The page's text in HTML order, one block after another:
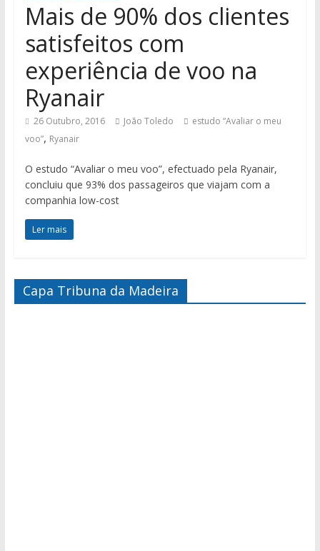
Mais de 90% dos clientes
satisfeitos com
experiência de voo na
Ryanair
26 Outubro, 2016 João Toledo
estudo “Avaliar o meu
voo”, Ryanair
O estudo “Avaliar o meu voo”, efectuado pela Ryanair,
concluiu que 93% dos passageiros que viajam com a
companhia low-cost
Ler mais
Capa Tribuna da Madeira